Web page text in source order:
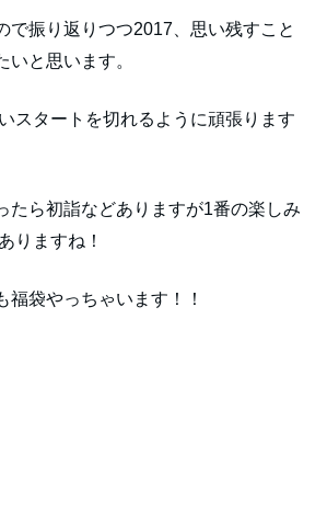
で振り返りつつ2017、思い残すこと
いと思います。
スタートを切れるように頑張ります
たら初詣などありますが1番の楽しみ
りますね！
福袋やっちゃいます！！